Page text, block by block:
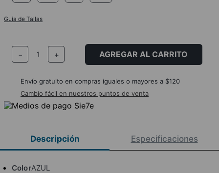
Guía de Tallas
＋
－ AGREGAR AL CARRITO
Envío gratuito en compras iguales o mayores a $120
Cambio fácil en nuestros puntos de venta
Descripción Especificaciones
ColorAZUL